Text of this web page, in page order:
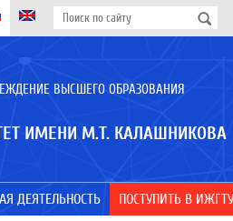
ВЫСШЕГО ОБРАЗОВАНИЯ
ИМЕНИ М.Т. КАЛАШНИКОВА
ДЕЯТЕЛЬНОСТЬ ПОСТУПИТЬ В ИЖГТУ